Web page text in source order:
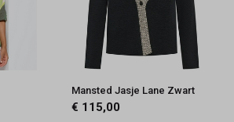
Mansted Jasje Lane Zwart
€ 115,00